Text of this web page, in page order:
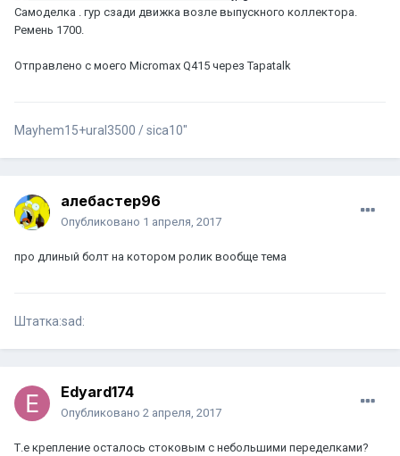
Самоделка . гур сзади движка возле выпускного коллектора.
Ремень 1700.
Отправлено с моего Micromax Q415 через Tapatalk
Mayhem15+ural3500 / sica10"
алебастер96
Опубликовано 1 апреля, 2017
про длиный болт на котором ролик вообще тема
Штатка:sad:
Edyard174
Опубликовано 2 апреля, 2017
Т.е крепление осталось стоковым с небольшими переделками?